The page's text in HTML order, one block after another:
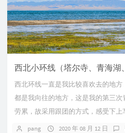
西北环线一直是我比较喜欢去的地
都是我向往的地方，这是我的第三
劳累，故采用跟团的方式，感受下上
pang 2020 年 08 月 12 日